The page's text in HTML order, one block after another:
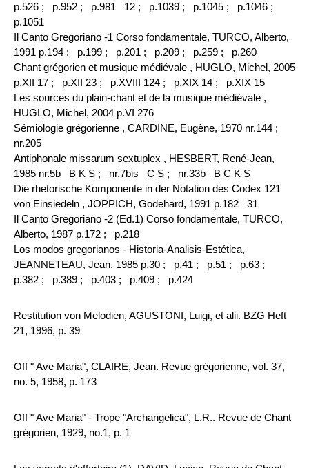
p.526 ;
p.952 ; p.981 12 ; p.1039 ; p.1045 ;
p.1046 ;
p.1051
Il Canto Gregoriano -1 Corso fondamentale, TURCO, Alberto,
1991 p.194 ;
p.199 ; p.201 ; p.209 ; p.259 ;
p.260
Chant grégorien et musique médiévale , HUGLO, Michel, 2005
p.XII 17 ;
p.XII 23 ; p.XVIII 124 ; p.XIX 14 ;
p.XIX 15
Les sources du plain-chant et de la musique médiévale ,
HUGLO, Michel, 2004 p.VI 276
Sémiologie grégorienne , CARDINE, Eugène, 1970 nr.144 ;
nr.205
Antiphonale missarum sextuplex , HESBERT, René-Jean,
1985 nr.5b B K S ;
nr.7bis C S ;
nr.33b B C K S
Die rhetorische Komponente in der Notation des Codex 121
von Einsiedeln , JOPPICH, Godehard, 1991 p.182 31
Il Canto Gregoriano -2 (Ed.1) Corso fondamentale, TURCO,
Alberto, 1987 p.172 ;
p.218
Los modos gregorianos - Historia-Analisis-Estética,
JEANNETEAU, Jean, 1985 p.30 ;
p.41 ; p.51 ;
p.63 ;
p.382 ;
p.389 ; p.403 ; p.409 ; p.424
Restitution von Melodien, AGUSTONI, Luigi, et alii. BZG Heft
21, 1996, p. 39
Off " Ave Maria", CLAIRE, Jean. Revue grégorienne, vol. 37,
no. 5, 1958, p. 173
Off " Ave Maria" - Trope "Archangelica", L.R.. Revue de Chant
grégorien, 1929, no.1, p. 1